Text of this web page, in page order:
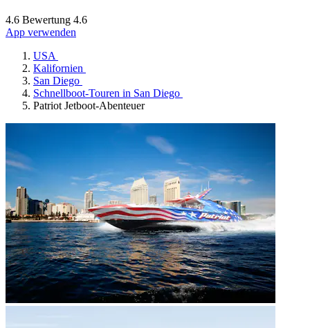
4.6 Bewertung 4.6
App verwenden
USA
Kalifornien
San Diego
Schnellboot-Touren in San Diego
Patriot Jetboot-Abenteuer